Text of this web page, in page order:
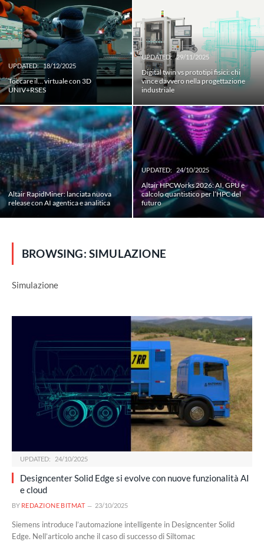
UPDATED: 18/12/2025
Toccare il… virtuale con 3D
UNIV+RSES
UPDATED: 29/11/2025
Digital twin vs prototipi fisici: chi
vince davvero nella progettazione
industriale
Altair RapidMiner: lanciata nuova
release con AI agentica e analitica
UPDATED: 24/10/2025
Altair HPCWorks 2026: AI, GPU e
calcolo quantistico per l’HPC del
futuro
BROWSING: SIMULAZIONE
Simulazione
UPDATED: 24/10/2025
Designcenter Solid Edge si evolve con nuove funzionalità AI
e cloud
BY REDAZIONE BITMAT 23/10/2025
Siemens introduce l’automazione intelligente in Designcenter Solid
Edge. Nell’articolo anche il caso di successo di Siltomac